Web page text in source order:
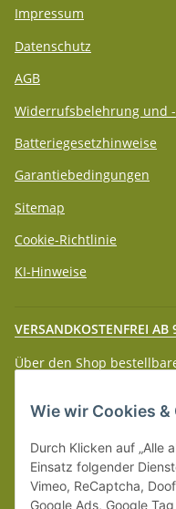
Impressum
Datenschutz
AGB
Widerrufsbelehrung und
Batteriegesetzhinweise
Garantiebedingungen
Sitemap
Cookie-Richtlinie
KI-Hinweise
VERSANDKOSTENFREI AB
Über den Shop
wir innerhalb
versandkostenfrei.
Weitere Versanddetails
und
Wie wir Cookies &
Durch Klicken auf „Alle
Einsatz folgender
Vimeo, ReCaptcha,
Google Ads, Google